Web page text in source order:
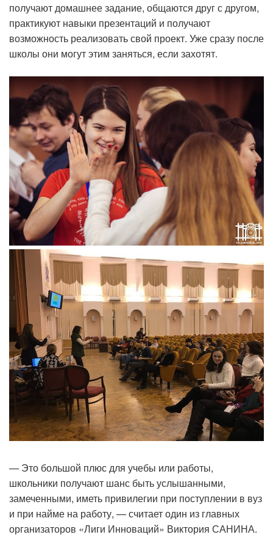
получают домашнее задание, общаются друг с другом,
практикуют навыки презентаций и получают
возможность реализовать свой проект. Уже сразу после
школы они могут этим заняться, если захотят.
— Это большой плюс для учебы или работы,
школьники получают шанс быть услышанными,
замеченными, иметь привилегии при поступлении в вуз
и при найме на работу, — считает один из главных
организаторов «Лиги Инноваций» Виктория САНИНА.